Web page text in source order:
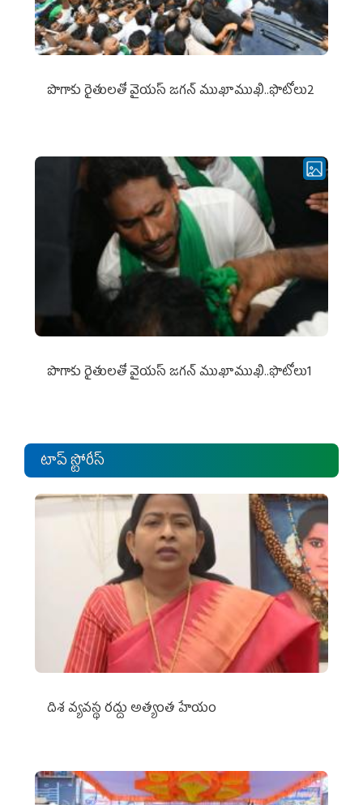
పొగాకు రైతుల‌తో వైయ‌స్ జ‌గ‌న్ ముఖాముఖి..ఫొటోలు2
పొగాకు రైతుల‌తో వైయ‌స్ జ‌గ‌న్ ముఖాముఖి..ఫొటోలు1
టాప్ స్టోరీస్
దిశ వ్యవస్థ రద్దు అత్యంత హేయం